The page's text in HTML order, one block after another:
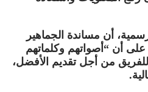
أن مساندة الجماهير
أن “أصواتهم وكلماتهم
من أجل تقديم الأفضل،